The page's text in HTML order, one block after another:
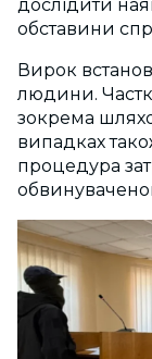
дослідити
обставини
Вирок
людини.
зокрема
випадках
процедура